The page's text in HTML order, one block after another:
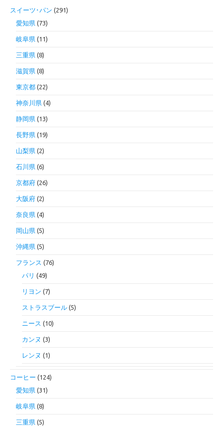
スイーツ･パン (291)
愛知県 (73)
岐阜県 (11)
三重県 (8)
滋賀県 (8)
東京都 (22)
神奈川県 (4)
静岡県 (13)
長野県 (19)
山梨県 (2)
石川県 (6)
京都府 (26)
大阪府 (2)
奈良県 (4)
岡山県 (5)
沖縄県 (5)
フランス (76)
パリ (49)
リヨン (7)
ストラスブール (5)
ニース (10)
カンヌ (3)
レンヌ (1)
コーヒー (124)
愛知県 (31)
岐阜県 (8)
三重県 (5)